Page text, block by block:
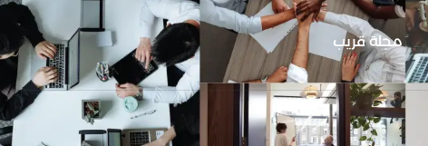
مجلة قريب